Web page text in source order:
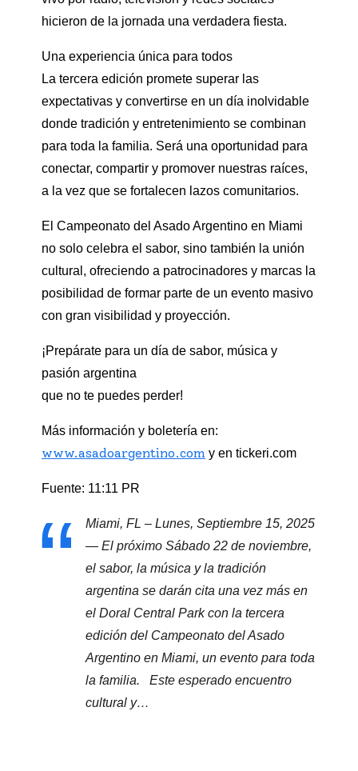
hicieron de la jornada una verdadera fiesta.
Una experiencia única para todos
La tercera edición promete superar las
expectativas y convertirse en un día inolvidable
donde tradición y entretenimiento se combinan
para toda la familia. Será una oportunidad para
conectar, compartir y promover nuestras raíces,
a la vez que se fortalecen lazos comunitarios.
El Campeonato del Asado Argentino en Miami
no solo celebra el sabor, sino también la unión
cultural, ofreciendo a patrocinadores y marcas la
posibilidad de formar parte de un evento masivo
con gran visibilidad y proyección.
¡Prepárate para un día de sabor, música y
pasión argentina
que no te puedes perder!
Más información y boletería en:
www.asadoargentino.com y en tickeri.com
Fuente: 11:11 PR
Miami, FL – Lunes, Septiembre 15, 2025
— El próximo Sábado 22 de noviembre,
el sabor, la música y la tradición
argentina se darán cita una vez más en
el Doral Central Park con la tercera
edición del Campeonato del Asado
Argentino en Miami, un evento para toda
la familia. Este esperado encuentro
cultural y…